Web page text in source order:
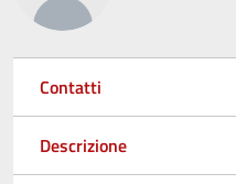
Contatti
Descrizione